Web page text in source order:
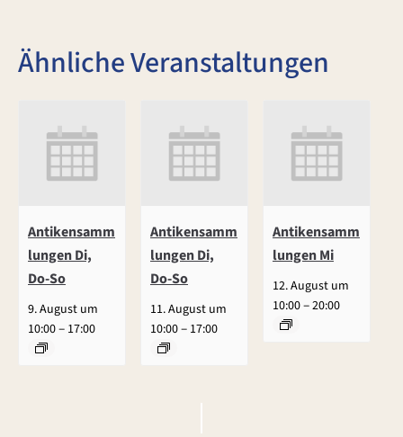
Ähnliche Veranstaltungen
Antikensamm
lungen Di,
Do-So
9. August um
10:00– 17:00
Antikensamm
lungen Di,
Do-So
11. August um
10:00– 17:00
Antikensamm
lungen Mi
12. August um
10:00–20:00